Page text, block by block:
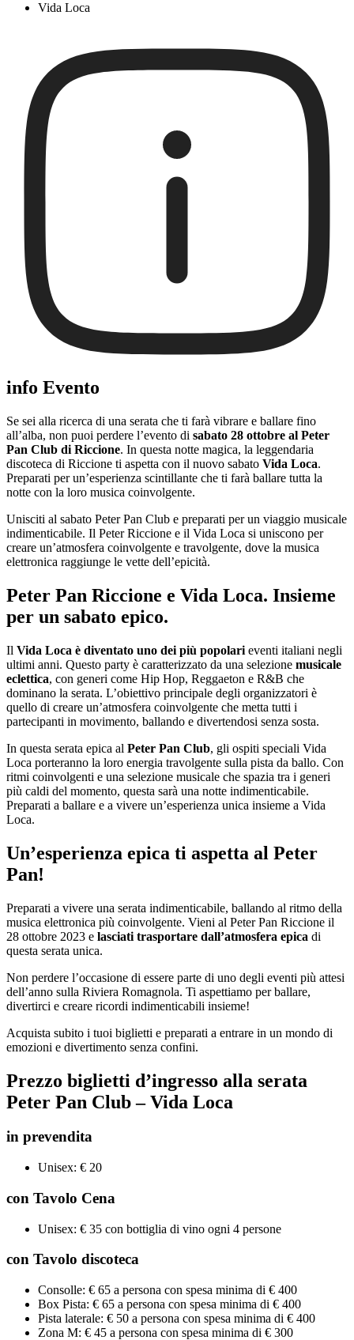
Vida Loca
info Evento
Se sei alla ricerca di una serata che ti farà vibrare e ballare fino
all’alba, non puoi perdere l’evento di sabato 28 ottobre al Peter
Pan Club di Riccione. In questa notte magica, la leggendaria
discoteca di Riccione ti aspetta con il nuovo sabato Vida Loca.
Preparati per un’esperienza scintillante che ti farà ballare tutta la
notte con la loro musica coinvolgente.
Unisciti al sabato Peter Pan Club e preparati per un viaggio musicale
indimenticabile. Il Peter Riccione e il Vida Loca si uniscono per
creare un’atmosfera coinvolgente e travolgente, dove la musica
elettronica raggiunge le vette dell’epicità.
Peter Pan Riccione e Vida Loca. Insieme
per un sabato epico.
Il Vida Loca è diventato uno dei più popolari eventi italiani negli
ultimi anni. Questo party è caratterizzato da una selezione musicale
eclettica, con generi come Hip Hop, Reggaeton e R&B che
dominano la serata. L’obiettivo principale degli organizzatori è
quello di creare un’atmosfera coinvolgente che metta tutti i
partecipanti in movimento, ballando e divertendosi senza sosta.
In questa serata epica al Peter Pan Club, gli ospiti speciali Vida
Loca porteranno la loro energia travolgente sulla pista da ballo. Con
ritmi coinvolgenti e una selezione musicale che spazia tra i generi
più caldi del momento, questa sarà una notte indimenticabile.
Preparati a ballare e a vivere un’esperienza unica insieme a Vida
Loca.
Un’esperienza epica ti aspetta al Peter
Pan!
Preparati a vivere una serata indimenticabile, ballando al ritmo della
musica elettronica più coinvolgente. Vieni al Peter Pan Riccione il
28 ottobre 2023 e lasciati trasportare dall’atmosfera epica di
questa serata unica.
Non perdere l’occasione di essere parte di uno degli eventi più attesi
dell’anno sulla Riviera Romagnola. Ti aspettiamo per ballare,
divertirci e creare ricordi indimenticabili insieme!
Acquista subito i tuoi biglietti e preparati a entrare in un mondo di
emozioni e divertimento senza confini.
Prezzo biglietti d’ingresso alla serata
Peter Pan Club – Vida Loca
in prevendita
Unisex: € 20
con Tavolo Cena
Unisex: € 35 con bottiglia di vino ogni 4 persone
con Tavolo discoteca
Consolle: € 65 a persona con spesa minima di € 400
Box Pista: € 65 a persona con spesa minima di € 400
Pista laterale: € 50 a persona con spesa minima di € 400
Zona M: € 45 a persona con spesa minima di € 300